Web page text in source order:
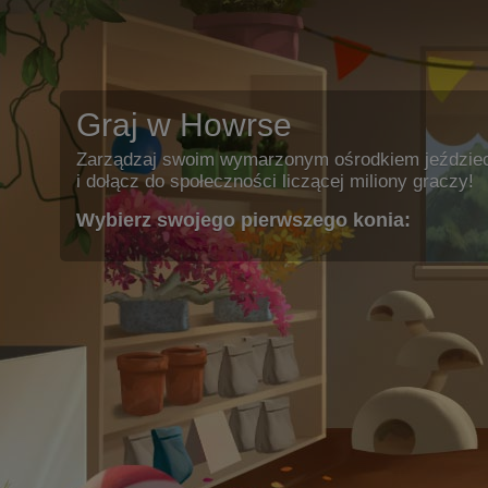
Graj w Howrse
Zarządzaj swoim wymarzonym ośrodkiem
i dołącz do społeczności liczącej miliony graczy!
Wybierz swojego pierwszego konia: